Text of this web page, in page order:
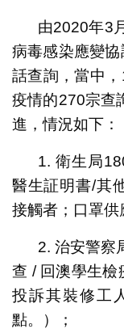
由2020年3
病毒感染應變
話查詢，當中
疫情的270宗查
進，情況如下：
1. 衛生局
醫生証明書/其
接觸者；口罩供
2. 治安警察
查 / 回澳學生檢
投訴其裝修工
點。）；